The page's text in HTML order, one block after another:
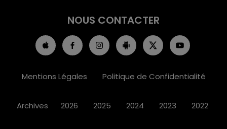
NOUS CONTACTER
Mentions Légales Politique de Confidentialité
Archives 2026 2025 2024 2023 2022